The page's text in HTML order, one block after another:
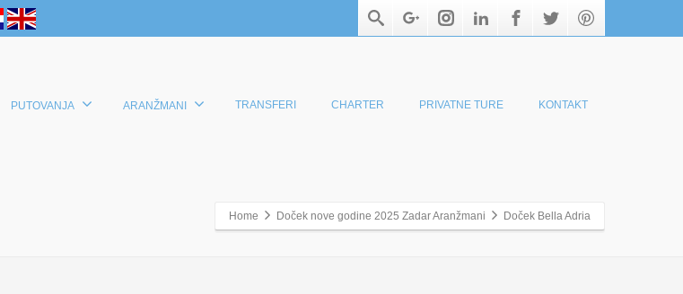
PUTOVANJA ARANŽMANI TRANSFERI CHARTER PRIVATNE TURE KONTAKT
Home Doček nove godine 2025 Zadar Aranžmani Doček Bella Adria